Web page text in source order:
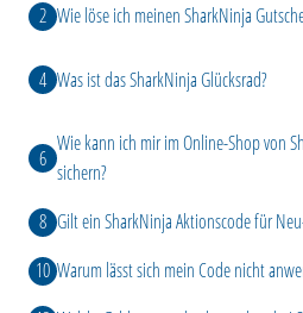
Wie löse ich meinen SharkNinja
Was ist das SharkNinja Glücksrad?
Wie kann ich mir im Online-Shop von
sichern?
Gilt ein SharkNinja Aktionscode für
Warum lässt sich mein Code nicht